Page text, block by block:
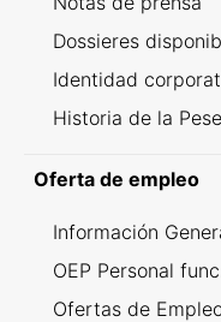
Dossieres
Identidad
Historia de la
Oferta de empleo
Información
OEP Personal
Ofertas de